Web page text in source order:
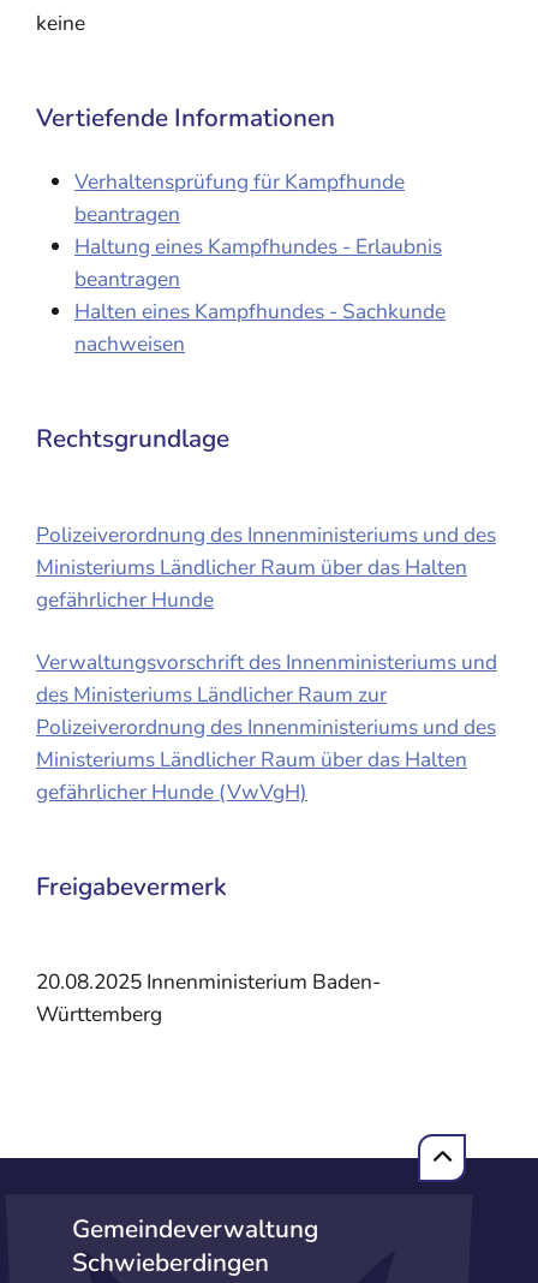
keine
Vertiefende Informationen
Verhaltensprüfung für Kampfhunde
beantragen
Haltung eines Kampfhundes - Erlaubnis
beantragen
Halten eines Kampfhundes - Sachkunde
nachweisen
Rechtsgrundlage
Polizeiverordnung des Innenministeriums und des
Ministeriums Ländlicher Raum über das Halten
gefährlicher Hunde
Verwaltungsvorschrift des Innenministeriums und
des Ministeriums Ländlicher Raum zur
Polizeiverordnung des Innenministeriums und des
Ministeriums Ländlicher Raum über das Halten
gefährlicher Hunde (VwVgH)
Freigabevermerk
20.08.2025 Innenministerium Baden-
Württemberg
Gemeindeverwaltung
Schwieberdingen